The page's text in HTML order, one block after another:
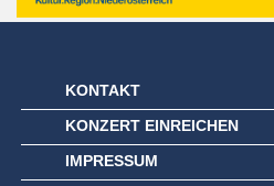
KONTAKT
KONZERT EINREICHEN
IMPRESSUM